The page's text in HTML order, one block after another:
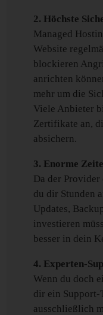
2. Höchste
Managed
Website
blockieren
anrichten
mehr um die
Viele Anbieter
Zertifikate an,
absichern.
3. Enorme
Da der
du dir Stunden
Updates,
investieren
besser in dein
4. Experten-
Wenn du doch
dir ein Support-
ausschließlich